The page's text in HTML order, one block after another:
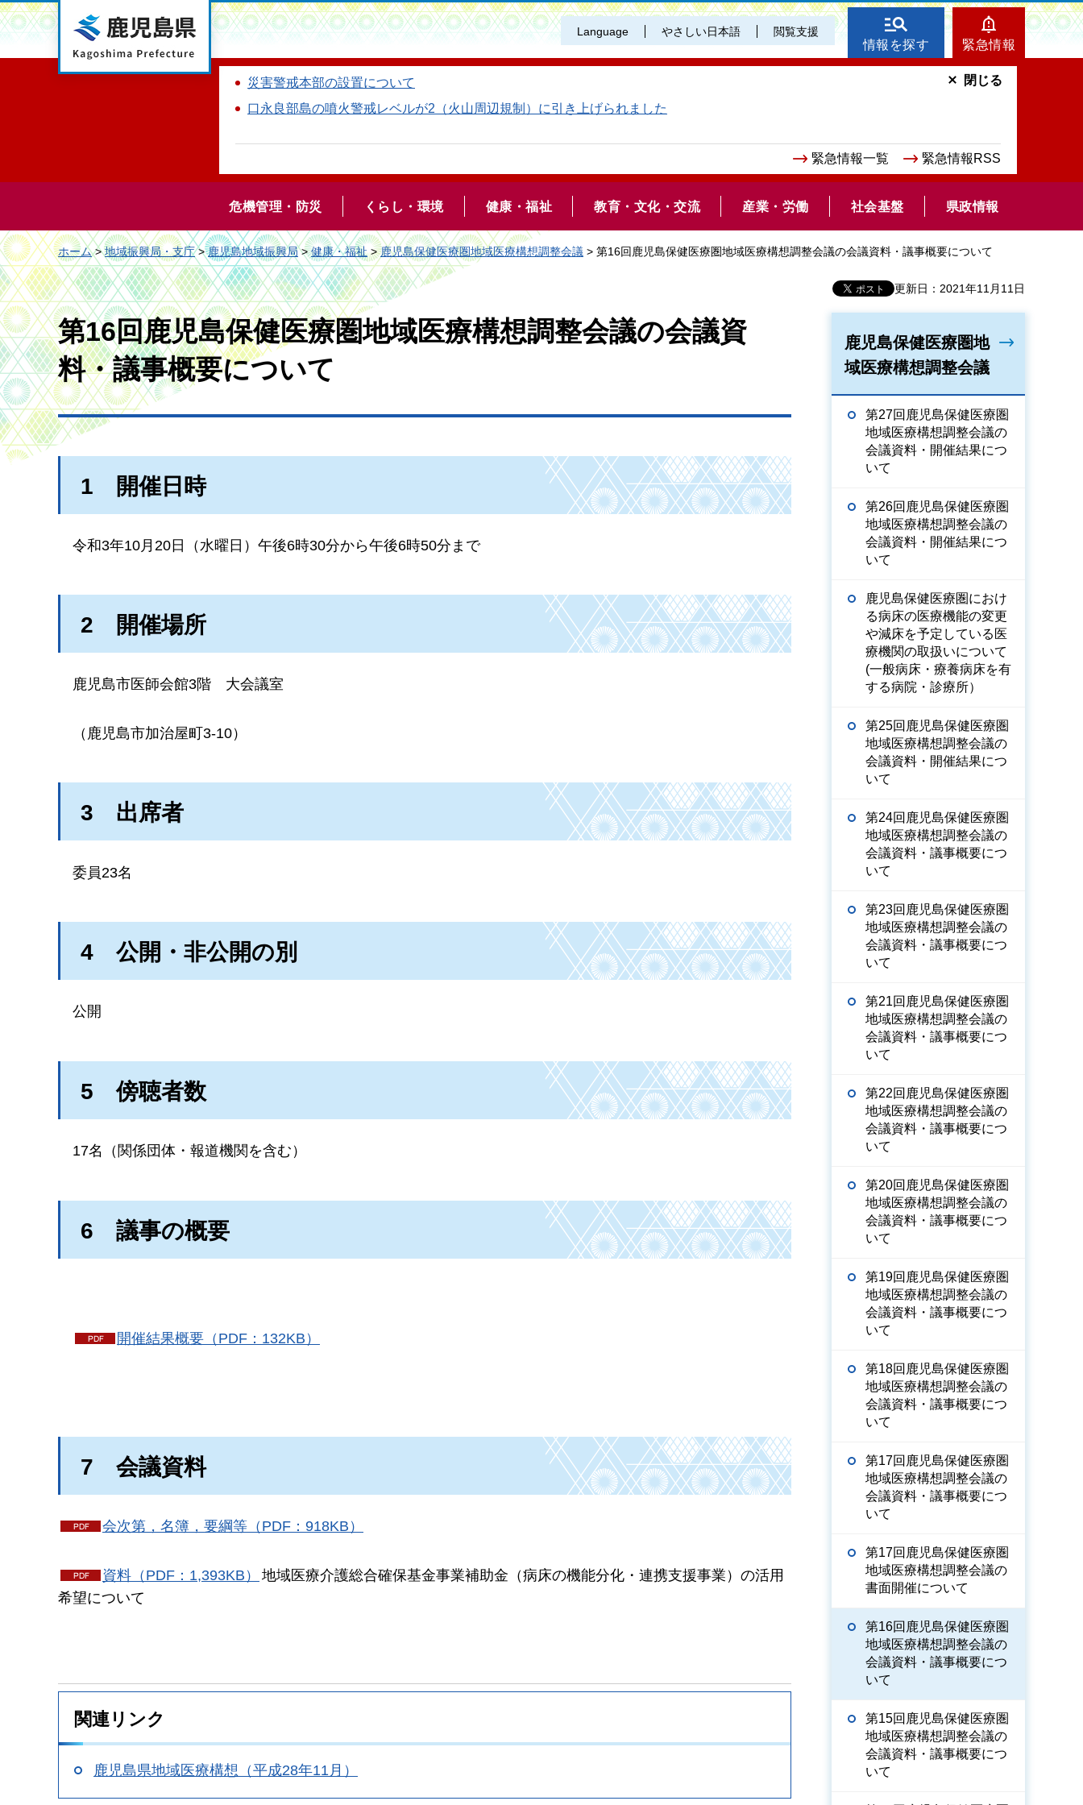
鹿児島県 Language やさしい日本語 閲覧支援
情報を探す 緊急情報
災害警戒本部の設置について
口永良部島の噴火警戒レベルが2（火山周辺規制）に引き上げられました
緊急情報一覧 緊急情報RSS
閉じる
危機管理・防災 くらし・環境 健康・福祉 教育・文化・交流 産業・労働 社会基盤 県政情報
ホーム>地域振興局・支庁>鹿児島地域振興局>健康・福祉>鹿児島保健医療圏地域医療構想調整会議 > 第16回鹿児島保健医療圏地域医療構想調整会議の会議資料・議事概要について
更新日：2021年11月11日
第16回鹿児島保健医療圏地域医療構想調整会議の会議資
料・議事概要について
1 開催日時
令和3年10月20日（水曜日）午後6時30分から午後6時50分まで
2 開催場所
鹿児島市医師会館3階 大会議室
（鹿児島市加治屋町3-10）
3 出席者
委員23名
4 公開・非公開の別
公開
5 傍聴者数
17名（関係団体・報道機関を含む）
6 議事の概要
開催結果概要（PDF：132KB）
7 会議資料
会次第，名簿，要綱等（PDF：918KB）
資料（PDF：1,393KB）
地域医療介護総合確保基金事業補助金（病床の機能分化・連携支援事業）の活用
希望について
関連リンク
鹿児島県地域医療構想（平成28年11月）
鹿児島保健医療圏地
域医療構想調整会議
第27回鹿児島保健医療圏
地域医療構想調整会議の
会議資料・開催結果につ
いて
第26回鹿児島保健医療圏
地域医療構想調整会議の
会議資料・開催結果につ
いて
鹿児島保健医療圏におけ
る病床の医療機能の変更
や減床を予定している医
療機関の取扱いについて
(一般病床・療養病床を有
する病院・診療所）
第25回鹿児島保健医療圏
地域医療構想調整会議の
会議資料・開催結果につ
いて
第24回鹿児島保健医療圏
地域医療構想調整会議の
会議資料・議事概要につ
いて
第23回鹿児島保健医療圏
地域医療構想調整会議の
会議資料・議事概要につ
いて
第21回鹿児島保健医療圏
地域医療構想調整会議の
会議資料・議事概要につ
いて
第22回鹿児島保健医療圏
地域医療構想調整会議の
会議資料・議事概要につ
いて
第20回鹿児島保健医療圏
地域医療構想調整会議の
会議資料・議事概要につ
いて
第19回鹿児島保健医療圏
地域医療構想調整会議の
会議資料・議事概要につ
いて
第18回鹿児島保健医療圏
地域医療構想調整会議の
会議資料・議事概要につ
いて
第17回鹿児島保健医療圏
地域医療構想調整会議の
会議資料・議事概要につ
いて
第17回鹿児島保健医療圏
地域医療構想調整会議の
書面開催について
第16回鹿児島保健医療圏
地域医療構想調整会議の
会議資料・議事概要につ
いて
第15回鹿児島保健医療圏
地域医療構想調整会議の
会議資料・議事概要につ
いて